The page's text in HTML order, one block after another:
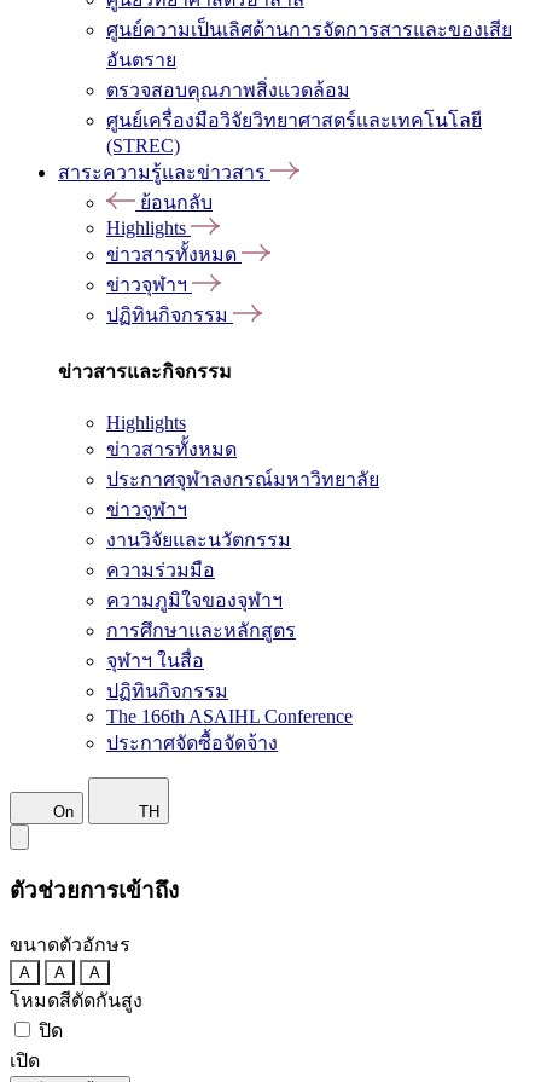
ศูนย์ความเป็นเลิศด้านการจัดการสารและของเสีย
อันตราย
ตรวจสอบคุณภาพสิ่งแวดล้อม
ศูนย์เครื่องมือวิจัยวิทยาศาสตร์และเทคโนโลยี
(STREC)
สาระความรู้และข่าวสาร
ย้อนกลับ
Highlights
ข่าวสารทั้งหมด
ข่าวจุฬาฯ
ปฏิทินกิจกรรม
ข่าวสารและกิจกรรม
Highlights
ข่าวสารทั้งหมด
ประกาศจุฬาลงกรณ์มหาวิทยาลัย
ข่าวจุฬาฯ
งานวิจัยและนวัตกรรม
ความร่วมมือ
ความภูมิใจของจุฬาฯ
การศึกษาและหลักสูตร
จุฬาฯ ในสื่อ
ปฏิทินกิจกรรม
The 166th ASAIHL Conference
ประกาศจัดซื้อจัดจ้าง
On TH
ตัวช่วยการเข้าถึง
ขนาดตัวอักษร
A A A
โหมดสีตัดกันสูง
ปิด
เปิด